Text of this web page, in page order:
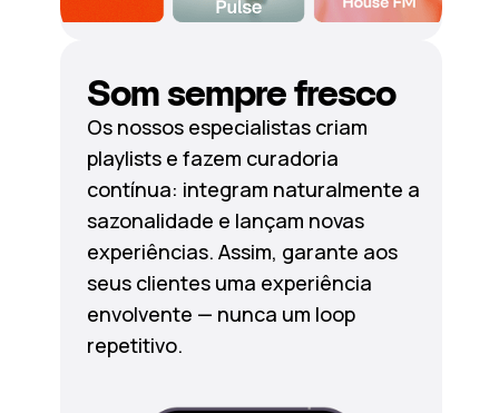
Som sempre fresco
Os nossos especialistas criam
playlists e fazem curadoria
contínua: integram naturalmente a
sazonalidade e lançam novas
experiências. Assim, garante aos
seus clientes uma experiência
envolvente — nunca um loop
repetitivo.